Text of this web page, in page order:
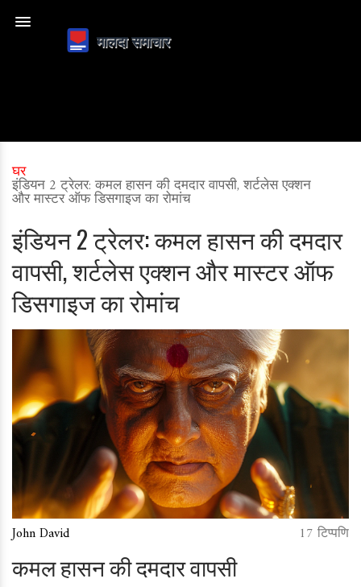
घर
इंडियन 2 ट्रेलर: कमल हासन की दमदार वापसी, शर्टलेस एक्शन
और मास्टर ऑफ डिसगाइज का रोमांच
इंडियन 2 ट्रेलर: कमल हासन की दमदार
वापसी, शर्टलेस एक्शन और मास्टर ऑफ
डिसगाइज का रोमांच
John David 17 टिप्पणि
कमल हासन की दमदार वापसी